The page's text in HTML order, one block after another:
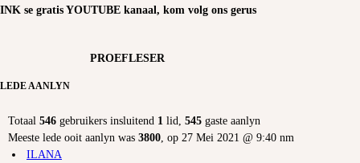
INK se gratis YOUTUBE kanaal, kom volg ons gerus
PROEFLESER
LEDE AANLYN
Totaal 546 gebruikers insluitend 1 lid, 545 gaste aanlyn
Meeste lede ooit aanlyn was 3800, op 27 Mei 2021 @ 9:40 nm
ILANA